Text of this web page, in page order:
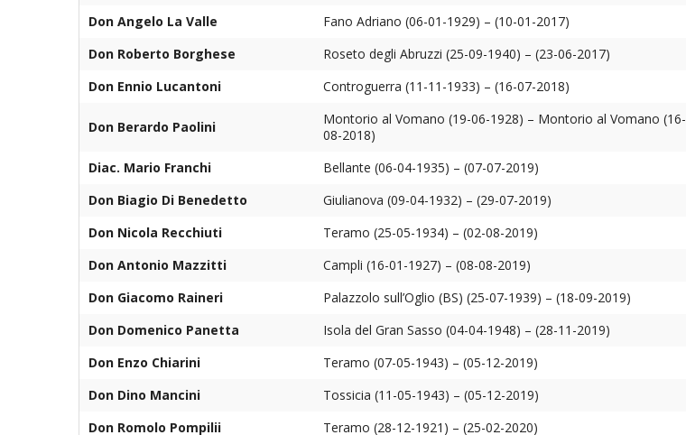
Don Angelo La Valle
Fano Adriano (06-01-1929) – (10-01-2017)
Don Roberto Borghese
Roseto degli Abruzzi (25-09-1940) – (23-06-2017)
Don Ennio Lucantoni
Controguerra (11-11-1933) – (16-07-2018)
Don Berardo Paolini
Montorio al Vomano (19-06-1928) – Montorio al Vomano (16-
08-2018)
Diac. Mario Franchi Bellante (06-04-1935) – (07-07-2019)
Don Biagio Di Benedetto
Giulianova (09-04-1932) – (29-07-2019)
Don Nicola Recchiuti
Teramo (25-05-1934) – (02-08-2019)
Don Antonio Mazzitti
Campli (16-01-1927) – (08-08-2019)
Don Giacomo Raineri
Palazzolo sull’Oglio (BS) (25-07-1939) – (18-09-2019)
Don Domenico Panetta
Isola del Gran Sasso (04-04-1948) – (28-11-2019)
Don Enzo Chiarini
Teramo (07-05-1943) – (05-12-2019)
Don Dino Mancini
Tossicia (11-05-1943) – (05-12-2019)
Don Romolo Pompilii
Teramo (28-12-1921) – (25-02-2020)